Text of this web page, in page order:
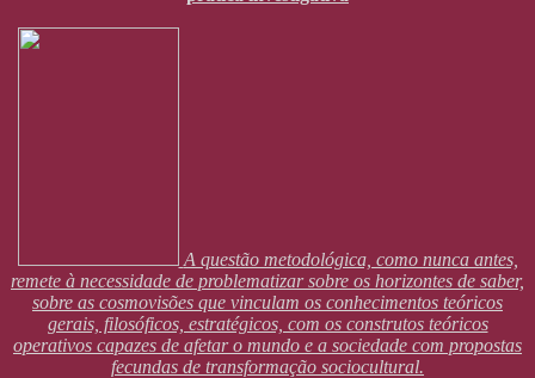
A questão metodológica, como nunca antes,
remete à necessidade de problematizar sobre os horizontes de saber,
sobre as cosmovisões que vinculam os conhecimentos teóricos
gerais, filosóficos, estratégicos, com os construtos teóricos
operativos capazes de afetar o mundo e a sociedade com propostas
fecundas de transformação sociocultural.